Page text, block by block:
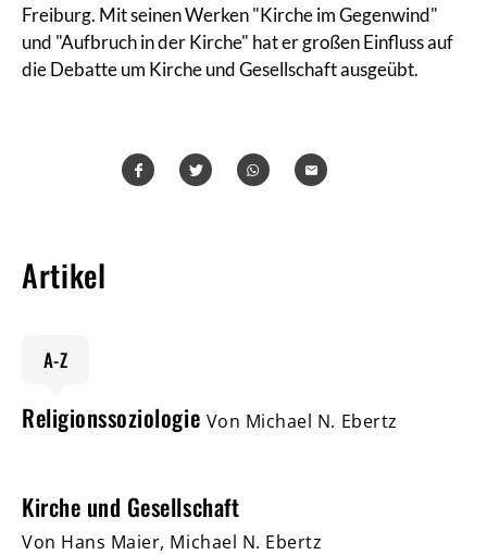
Freiburg. Mit seinen Werken "Kirche im Gegenwind"
und "Aufbruch in der Kirche" hat er großen Einfluss auf
die Debatte um Kirche und Gesellschaft ausgeübt.
Artikel
A-Z
Religionssoziologie Von Michael N. Ebertz
Kirche und Gesellschaft
Von Hans Maier, Michael N. Ebertz